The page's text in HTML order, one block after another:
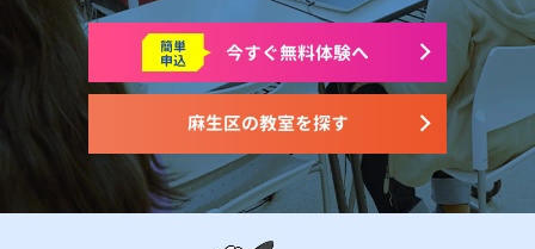
麻生区の教室を探す
簡単
申込 今すぐ無料体験へ